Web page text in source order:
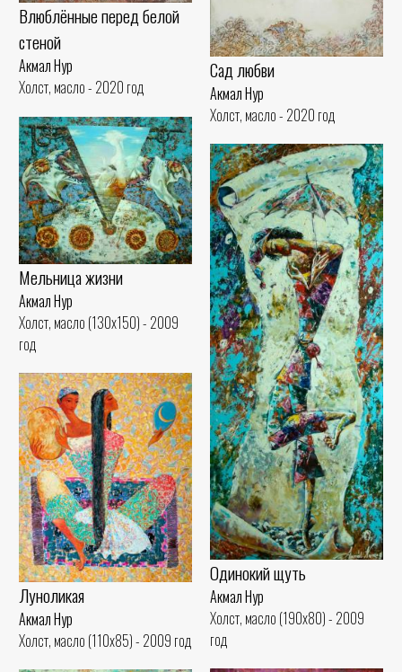
Сад любви
Акмал Нур
Холст, масло - 2020 год
Влюблённые перед белой
стеной
Акмал Нур
Холст, масло - 2020 год
Мельница жизни
Акмал Нур
Холст, масло (130x150) - 2009
год
Одинокий щуть
Акмал Нур
Холст, масло (190x80) - 2009
год
Луноликая
Акмал Нур
Холст, масло (110x85) - 2009 год